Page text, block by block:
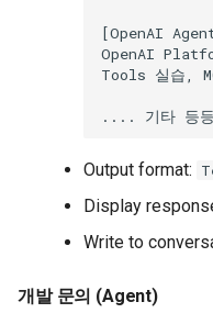
Output format:
Display
Write to
개발 문의 (Agent)